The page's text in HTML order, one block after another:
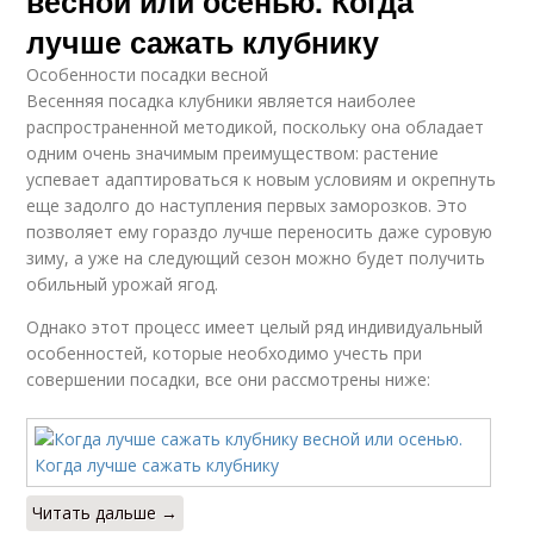
лучше сажать клубнику
Особенности посадки весной
Весенняя посадка клубники является наиболее
распространенной методикой, поскольку она обладает
одним очень значимым преимуществом: растение
успевает адаптироваться к новым условиям и окрепнуть
еще задолго до наступления первых заморозков. Это
позволяет ему гораздо лучше переносить даже суровую
зиму, а уже на следующий сезон можно будет получить
обильный урожай ягод.
Однако этот процесс имеет целый ряд индивидуальный
особенностей, которые необходимо учесть при
совершении посадки, все они рассмотрены ниже:
Читать дальше →